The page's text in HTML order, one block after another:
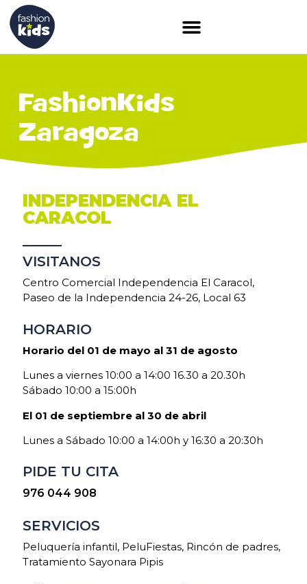
FashionKids
Zaragoza
INDEPENDENCIA EL
CARACOL
VISITANOS
Centro Comercial Independencia El Caracol,
Paseo de la Independencia 24-26, Local 63
HORARIO
Horario del 01 de mayo al 31 de agosto
Lunes a viernes 10:00 a 14:00 16.30 a 20.30h
Sábado 10:00 a 15:00h
El 01 de septiembre al 30 de abril
Lunes a Sábado 10:00 a 14:00h y 16:30 a 20:30h
PIDE TU CITA
976 044 908
SERVICIOS
Peluquería infantil, PeluFiestas, Rincón de padres,
Tratamiento Sayonara Pipis